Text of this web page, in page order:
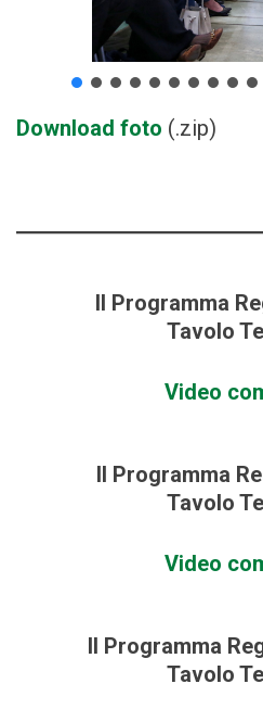
Download foto (.zip)
Il Programma
Tavolo
Video
Il Programma
Tavolo
Video
Il Programma
Tavolo